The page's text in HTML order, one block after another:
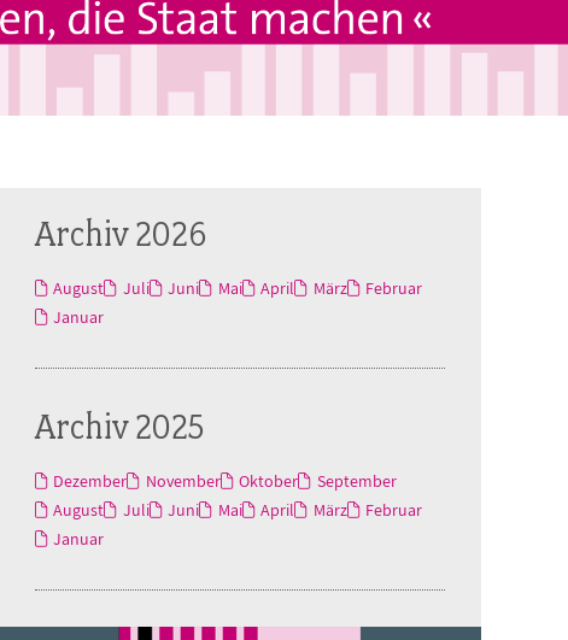
Archiv 2026
August Juli Juni Mai April März
Februar
Januar
Archiv 2025
Dezember November Oktober
September
August
Juli Juni Mai April März
Februar
Januar